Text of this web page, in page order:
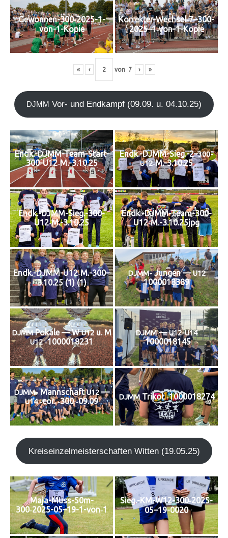
Gewon­nen-300‑2025-1-
von-1-Kopie
Korrekter-Wechsel‑7–300-
2025–1‑von-1-Kopie
« ‹ von 7 › »
DJMM Vor- und End­kampf (09.09. u. 04.10.25)
Endk.-DJMM-Team-Start-
300-U12‑M.-3.10.25
Endk.-DJMM-Sieg.-2–300-
U12‑M.-3.10.25
Endk.-DJMM-Sieg.-300-
U12‑M.-3.10.25
Endk.-DJMM-Team-300-
U12‑M.-3.10.25jpg
Endk.-DJMM-U12‑M.-300–
3.10.25 (1) (1)
DJMM-Jun­gen —U12
1000018389
DJMMPoka­le — WU12u. M
U12‑1000018231
DJMM—U12-U14
‑1000018145
DJMM-Mann­schaftU12—
U14‑cor. ‑300 ‑09.09 DJMMTri­kot ‑1000018274
Kreis­ein­zel­meis­ter­schaf­ten Wit­ten (19.05.25)
Maja-Muss-50m-
300‑2025-05–19-1-von‑1
Sieg.-KM-W12-300‑2025-
05–19-0020